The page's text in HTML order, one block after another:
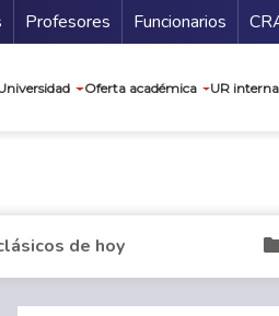
Profesores Funcionarios
Oferta académica UR
de hoy